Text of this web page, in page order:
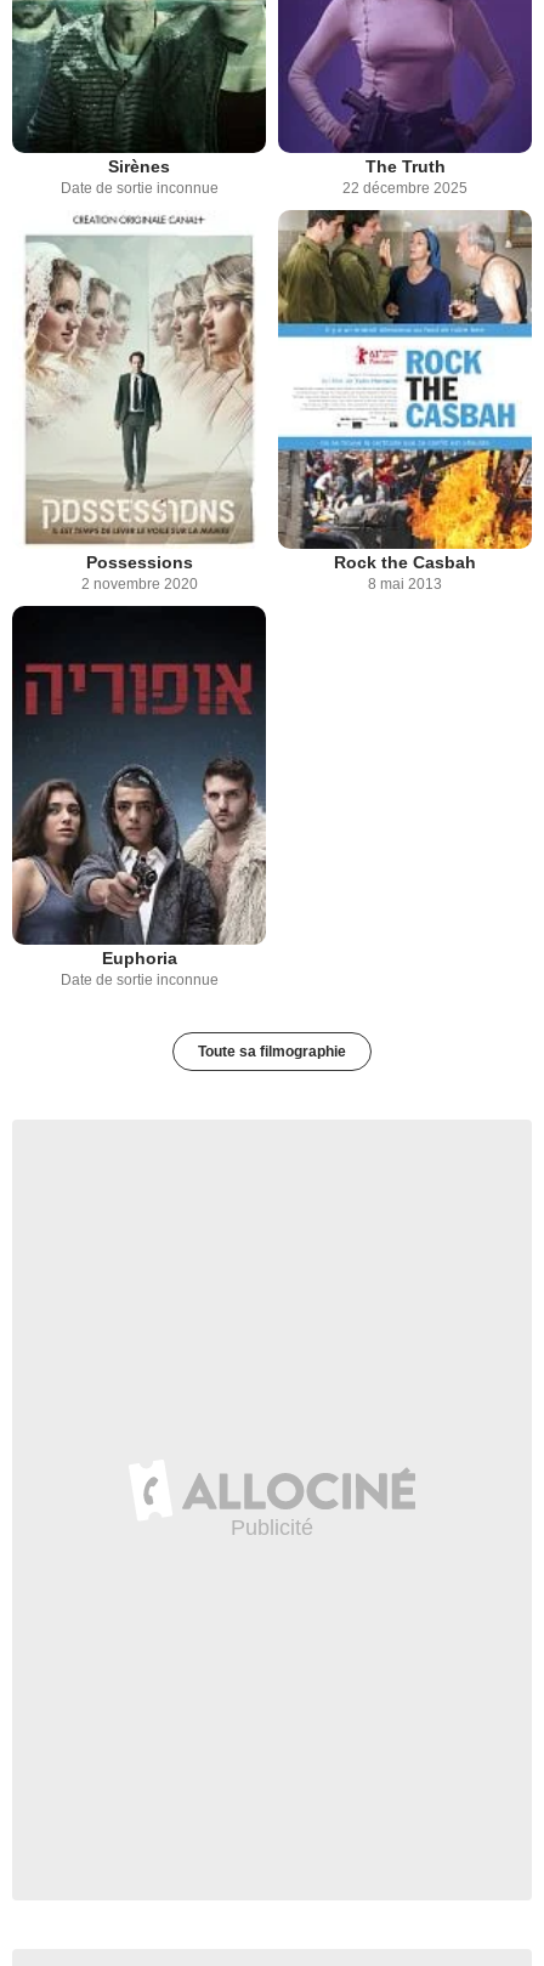
Sirènes
Date de sortie inconnue
The Truth
22 décembre 2025
Possessions
2 novembre 2020
Rock the Casbah
8 mai 2013
Euphoria
Date de sortie inconnue
Toute sa filmographie